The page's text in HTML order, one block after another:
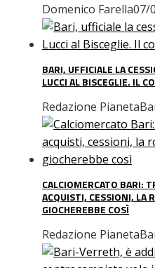
Domenico Farella07/
BARI, UFFICIALE LA
LUCCI AL BISCEGLIE. IL
Redazione
CALCIOMERCATO BARI:
ACQUISTI, CESSIONI, LA
GIOCHEREBBE COSÌ
Redazione